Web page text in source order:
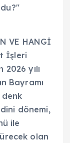
VE HANGİ
İşleri
yılı
Bayramı
denk
dönemi,
ile
olan